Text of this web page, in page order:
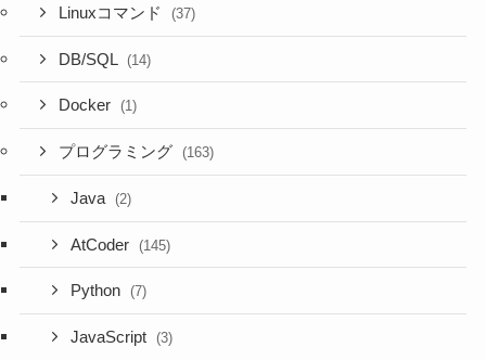
Linuxコマンド (37)
DB/SQL (14)
Docker (1)
プログラミング (163)
Java (2)
AtCoder (145)
Python (7)
JavaScript (3)